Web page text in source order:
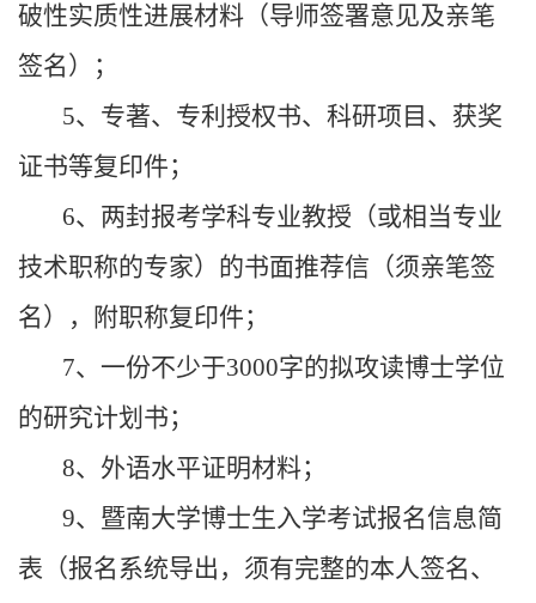
破性实质性进展材料（导师签署意见及亲笔
签名）；
5、专著、专利授权书、科研项目、获奖
证书等复印件；
6、两封报考学科专业教授（或相当专业
技术职称的专家）的书面推荐信（须亲笔签
名），附职称复印件；
7、一份不少于3000字的拟攻读博士学位
的研究计划书；
8、外语水平证明材料；
9、暨南大学博士生入学考试报名信息简
表（报名系统导出，须有完整的本人签名、